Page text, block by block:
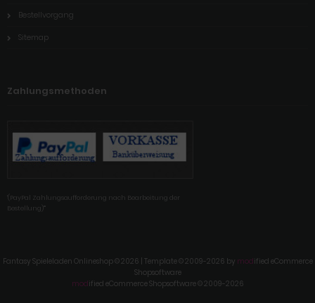
Bestellvorgang
Sitemap
Zahlungsmethoden
'(PayPal Zahlungsaufforderung nach Bearbeitung der
Bestellung)'"
Fantasy Spieleladen Onlineshop © 2026 | Template © 2009-2026 by modified eCommerce
Shopsoftware
modified eCommerce Shopsoftware © 2009-2026